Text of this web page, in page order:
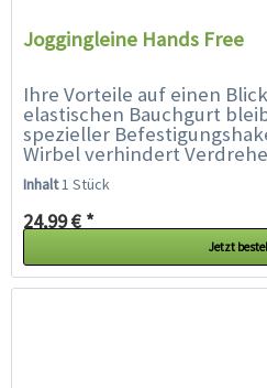
Joggingleine Hands Free
Ihre Vorteile auf einen
elastischen Bauchgurt
spezieller
Wirbel verhindert
integrierter Expander in der
Inhalt1 Stück
24,99 € *
Jetzt